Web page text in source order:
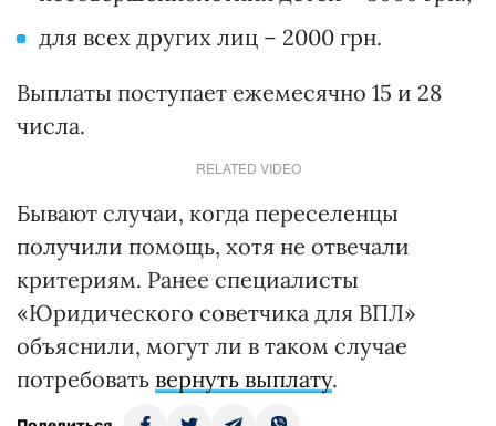
для всех других лиц – 2000 грн.
Выплаты поступает ежемесячно 15 и 28
числа.
RELATED VIDEO
Бывают случаи, когда переселенцы
получили помощь, хотя не отвечали
критериям. Ранее специалисты
«Юридического советчика для ВПЛ»
объяснили, могут ли в таком случае
потребовать вернуть выплату.